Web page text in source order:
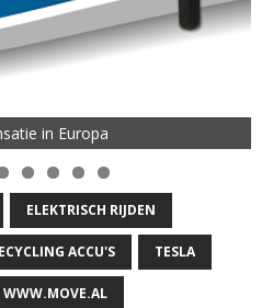
in Europa
ELEKTRISCH RIJDEN
ACCU'S TESLA
WWW.MOVE.AL